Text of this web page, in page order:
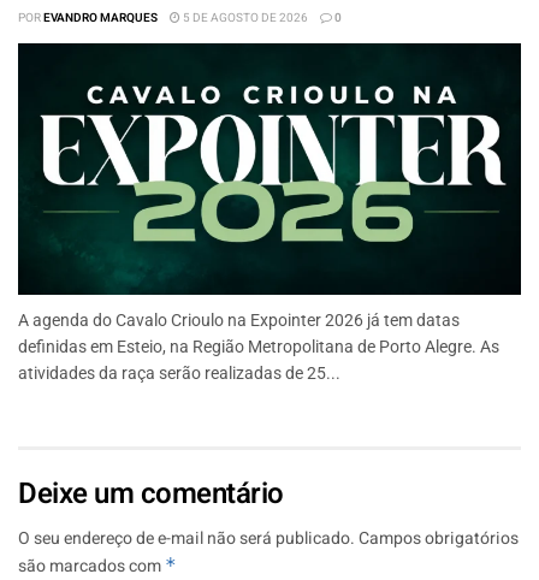
POREVANDRO MARQUES 5 DE AGOSTO DE 2026 0
A agenda do Cavalo Crioulo na Expointer 2026 já tem datas
definidas em Esteio, na Região Metropolitana de Porto Alegre. As
atividades da raça serão realizadas de 25...
Deixe um comentário
O seu endereço de e-mail não será publicado.Campos obrigatórios
são marcados com *